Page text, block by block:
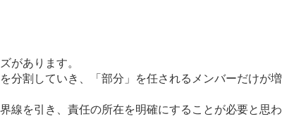
があります。
分割していき、「部分」を任されるメンバーだけが増
線を引き、責任の所在を明確にすることが必要と思わ